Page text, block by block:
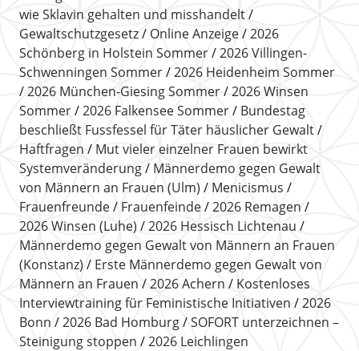
wie Sklavin gehalten und misshandelt
Gewaltschutzgesetz
Online Anzeige
2026
Schönberg in Holstein Sommer
2026 Villingen-
Schwenningen Sommer
2026 Heidenheim Sommer
2026 München-Giesing Sommer
2026 Winsen
Sommer
2026 Falkensee Sommer
Bundestag
beschließt Fussfessel für Täter häuslicher Gewalt
Haftfragen
Mut vieler einzelner Frauen bewirkt
Systemveränderung
Männerdemo gegen Gewalt
von Männern an Frauen (Ulm)
Menicismus
Frauenfreunde
Frauenfeinde
2026 Remagen
2026 Winsen (Luhe)
2026 Hessisch Lichtenau
Männerdemo gegen Gewalt von Männern an Frauen
(Konstanz)
Erste Männerdemo gegen Gewalt von
Männern an Frauen
2026 Achern
Kostenloses
Interviewtraining für Feministische Initiativen
2026
Bonn
2026 Bad Homburg
SOFORT unterzeichnen –
Steinigung stoppen
2026 Leichlingen